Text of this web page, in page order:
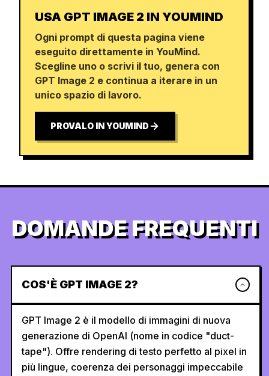
USA GPT IMAGE 2 IN YOUMIND
Ogni prompt di questa pagina viene
eseguito direttamente in YouMind.
Scegline uno o scrivi il tuo, genera con
GPT Image 2 e continua a iterare in un
unico spazio di lavoro.
PROVALO IN YOUMIND
DOMANDE FREQUENTI
COS'È GPT IMAGE 2?
GPT Image 2 è il modello di immagini di nuova
generazione di OpenAI (nome in codice "duct-
tape"). Offre rendering di testo perfetto al pixel in
più lingue, coerenza dei personaggi impeccabile